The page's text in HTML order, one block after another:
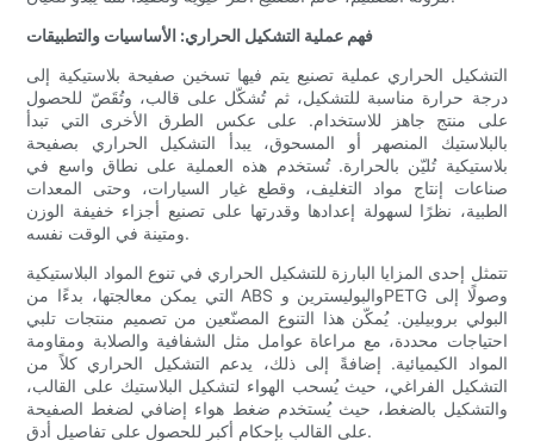
فهم عملية التشكيل الحراري: الأساسيات والتطبيقات
التشكيل الحراري عملية تصنيع يتم فيها تسخين صفيحة بلاستيكية إلى
درجة حرارة مناسبة للتشكيل، ثم تُشكّل على قالب، وتُقَصّ للحصول
على منتج جاهز للاستخدام. على عكس الطرق الأخرى التي تبدأ
بالبلاستيك المنصهر أو المسحوق، يبدأ التشكيل الحراري بصفيحة
بلاستيكية تُليّن بالحرارة. تُستخدم هذه العملية على نطاق واسع في
صناعات إنتاج مواد التغليف، وقطع غيار السيارات، وحتى المعدات
الطبية، نظرًا لسهولة إعدادها وقدرتها على تصنيع أجزاء خفيفة الوزن
ومتينة في الوقت نفسه.
تتمثل إحدى المزايا البارزة للتشكيل الحراري في تنوع المواد البلاستيكية
التي يمكن معالجتها، بدءًا من ABS والبوليسترين وPETG وصولًا إلى
البولي بروبيلين. يُمكّن هذا التنوع المصنّعين من تصميم منتجات تلبي
احتياجات محددة، مع مراعاة عوامل مثل الشفافية والصلابة ومقاومة
المواد الكيميائية. إضافةً إلى ذلك، يدعم التشكيل الحراري كلاً من
التشكيل الفراغي، حيث يُسحب الهواء لتشكيل البلاستيك على القالب،
والتشكيل بالضغط، حيث يُستخدم ضغط هواء إضافي لضغط الصفيحة
على القالب بإحكام أكبر للحصول على تفاصيل أدق.